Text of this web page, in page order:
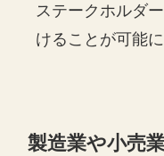
ステークホルダ
けることが可能に
製造業や小売